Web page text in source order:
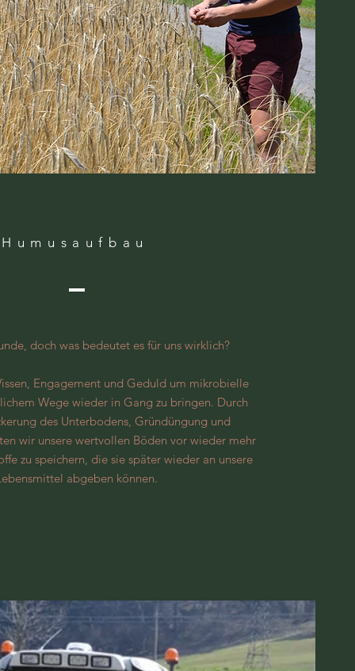
Humusaufbau
doch was bedeutet es für uns wirklich?
Engagement und Geduld um mikrobielle
Wege wieder in Gang zu bringen. Durch
des Unterbodens, Gründüngung und
wir unsere wertvollen Böden vor wieder mehr
zu speichern, die sie später wieder an unsere
abgeben können.